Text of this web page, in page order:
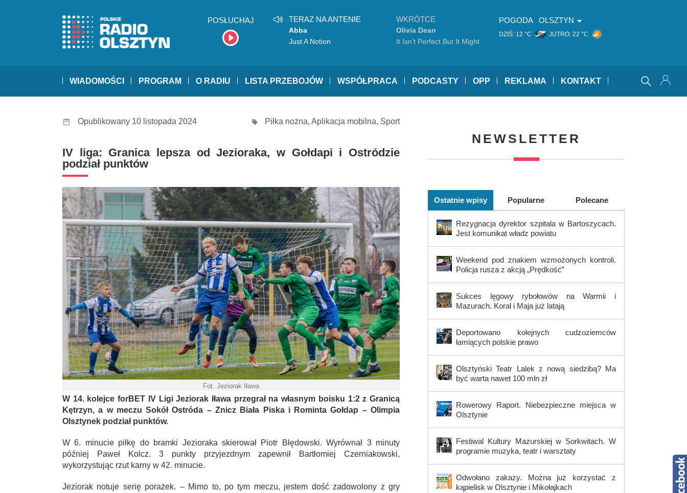
POSŁUCHAJ TERAZ NA ANTENIE
Abba
Just A Notion
WKRÓTCE
Olivia Dean
It Isn’t Perfect But It Might
POGODA OLSZTYN
DZIŚ: 12 °C JUTRO: 22 °C
WIADOMOŚCI PROGRAM O RADIU LISTA PRZEBOJÓW WSPÓŁPRACA PODCASTY OPP REKLAMA KONTAKT
Opublikowany 10 listopada 2024 Piłka nożna, Aplikacja mobilna, Sport
IV liga: Granica lepsza od Jezioraka, w Gołdapi i Ostródzie
podział punktów
Fot. Jeziorak Iława
W 14. kolejce forBET IV Ligi Jeziorak Iława przegrał na własnym boisku 1:2 z Granicą
Kętrzyn, a w meczu Sokół Ostróda – Znicz Biała Piska i Rominta Gołdap – Olimpia
Olsztynek podział punktów.
W 6. minucie piłkę do bramki Jezioraka skierował Piotr Błędowski. Wyrównał 3 minuty
później Paweł Kolcz. 3 punkty przyjezdnym zapewnił Bartłomiej Czerniakowski,
wykorzystując rzut karny w 42. minucie.
Jeziorak notuje serię porażek. – Mimo to, po tym meczu, jestem dość zadowolony z gry
NEWSLETTER
Ostatnie wpisy Popularne Polecane
Rezygnacja dyrektor szpitala w Bartoszycach.
Jest komunikat władz powiatu
Weekend pod znakiem wzmożonych kontroli.
Policja rusza z akcją „Prędkość”
Sukces lęgowy rybołowów na Warmii i
Mazurach. Koral i Maja już latają
Deportowano kolejnych cudzoziemców
łamiących polskie prawo
Olsztyński Teatr Lalek z nową siedzibą? Ma
być warta nawet 100 mln zł
Rowerowy Raport. Niebezpieczne miejsca w
Olsztynie
Festiwal Kultury Mazurskiej w Sorkwitach. W
programie muzyka, teatr i warsztaty
Odwołano zakazy. Można już korzystać z
kąpielisk w Olsztynie i Mikołajkach